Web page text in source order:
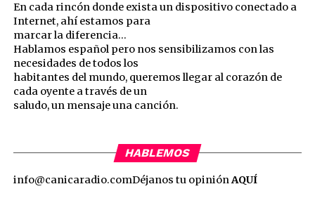
En cada rincón donde exista un dispositivo conectado a
Internet, ahí estamos para
marcar la diferencia…
Hablamos español pero nos sensibilizamos con las
necesidades de todos los
habitantes del mundo, queremos llegar al corazón de
cada oyente a través de un
saludo, un mensaje una canción.
HABLEMOS
info@canicaradio.comDéjanos tu opiniónAQUÍ